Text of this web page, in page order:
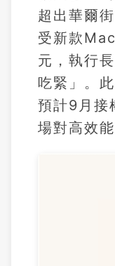
超出華爾
受新款
元，執行
吃緊」。
預計9月接
場對高效